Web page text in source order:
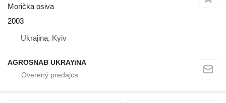
Morička osiva
2003
Ukrajina, Kyiv
AGROSNAB UKRAYiNA